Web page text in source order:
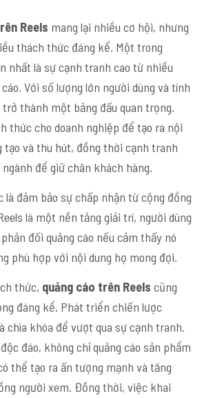
Reels mang lại nhiều cơ hội, nhưng
thách thức đáng kể. Một trong
nhất là sự cạnh tranh cao từ nhiều
Với số lượng lớn người dùng và tính
thành một bảng đấu quan trọng.
thức cho doanh nghiệp để tạo ra nội
tạo và thu hút, đồng thời cạnh tranh
để giữ chân khách hàng.
đảm bảo sự chấp nhận từ cộng đồng
là một nền tảng giải trí, người dùng
đối quảng cáo nếu cảm thấy nó
phù hợp với nội dung họ mong đợi.
thức, quảng cáo trên Reels cũng
đáng kể. Phát triển chiến lược
chìa khóa để vượt qua sự cạnh tranh.
đáo, không chỉ quảng cáo sản phẩm
thể tạo ra ấn tượng mạnh và tăng
người xem. Đồng thời, việc khai